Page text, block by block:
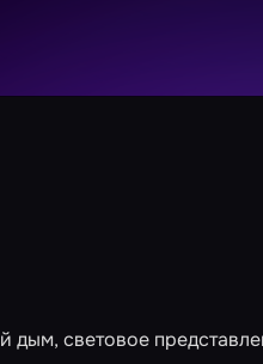
дым, световое